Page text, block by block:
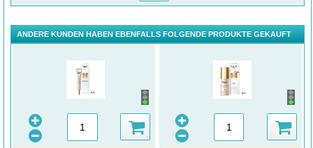
ANDERE KUNDEN HABEN EBENFALLS FOLGENDE PRODUKTE GEKAUFT